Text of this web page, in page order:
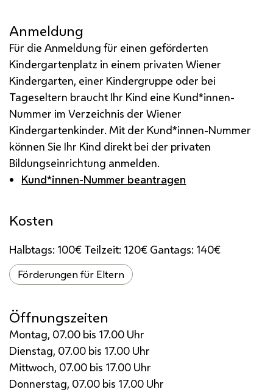
Anmeldung
Für die Anmeldung für einen geförderten
Kindergartenplatz in einem privaten Wiener
Kindergarten, einer Kindergruppe oder bei
Tageseltern braucht Ihr Kind eine Kund*innen-
Nummer im Verzeichnis der Wiener
Kindergartenkinder. Mit der Kund*innen-Nummer
können Sie Ihr Kind direkt bei der privaten
Bildungseinrichtung anmelden.
Kund*innen-Nummer beantragen
Kosten
Halbtags: 100€ Teilzeit: 120€ Gantags: 140€
Förderungen für Eltern
Öffnungszeiten
Montag, 07.00 bis 17.00 Uhr
Dienstag, 07.00 bis 17.00 Uhr
Mittwoch, 07.00 bis 17.00 Uhr
Donnerstag, 07.00 bis 17.00 Uhr